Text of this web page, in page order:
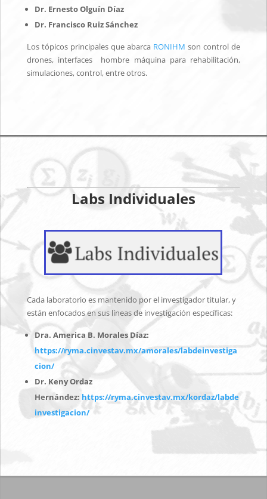
Dr. Ernesto Olguín Díaz
Dr. Francisco Ruiz Sánchez
Los tópicos principales que abarca RONIHMson control de
drones, interfaces hombre máquina para rehabilitación,
simulaciones, control, entre otros.
Labs Individuales
Cada laboratorio es mantenido por el investigador titular, y
están enfocados en sus líneas de investigación específicas:
Dra. America B. Morales Díaz:
https://ryma.cinvestav.mx/amorales/labdeinvestiga
cion/
Dr. Keny Ordaz
Hernández: https://ryma.cinvestav.mx/kordaz/labde
investigacion/